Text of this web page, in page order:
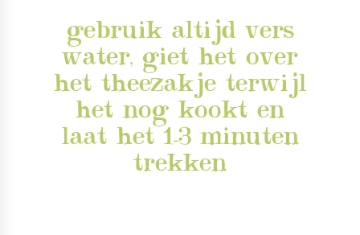
gebruik altijd vers
water, giet het over
het theezakje terwijl
het nog kookt en
laat het 1-3 minuten
trekken